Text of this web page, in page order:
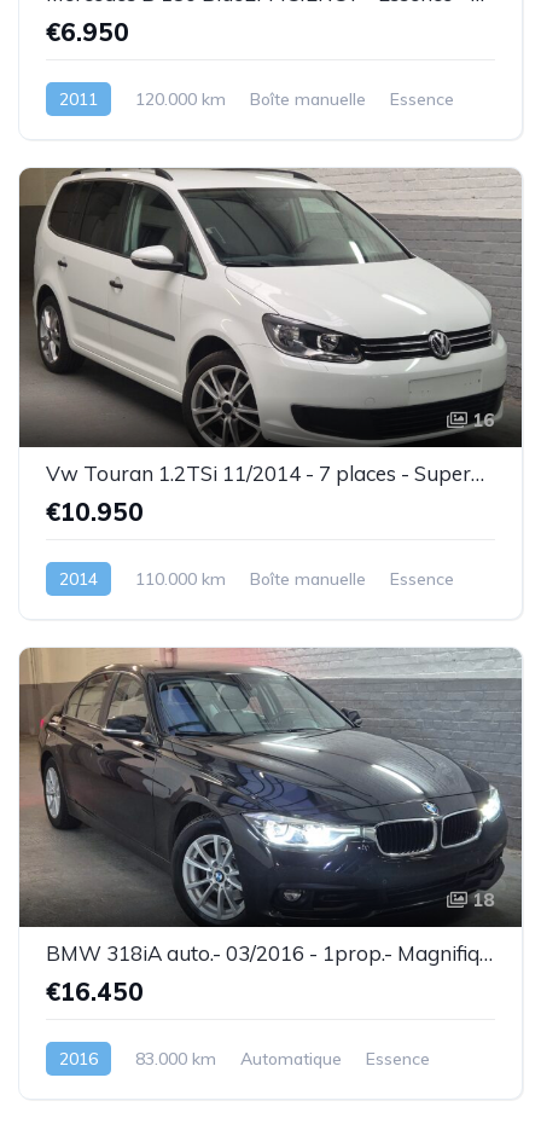
€6.950
2011 120.000 km Boîte manuelle Essence
16
Vw Touran 1.2TSi 11/2014 - 7 places - Superbe état - Garantie
€10.950
2014 110.000 km Boîte manuelle Essence
18
BMW 318iA auto.- 03/2016 - 1prop.- Magnifique état ! - Garantie
€16.450
2016 83.000 km Automatique Essence